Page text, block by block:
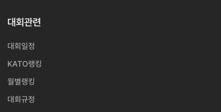
대회관련
대회일정
KATO랭킹
월별랭킹
대회규정